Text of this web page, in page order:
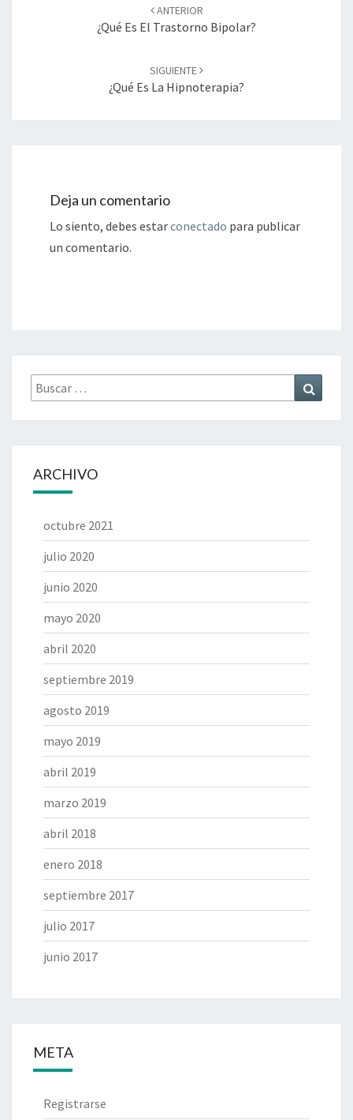
ANTERIOR
¿Qué Es El Trastorno Bipolar?
SIGUIENTE
¿Qué Es La Hipnoterapia?
Deja un comentario
Lo siento, debes estarconectado para publicar
un comentario.
Buscar
por:
ARCHIVO
octubre 2021
julio 2020
junio 2020
mayo 2020
abril 2020
septiembre 2019
agosto 2019
mayo 2019
abril 2019
marzo 2019
abril 2018
enero 2018
septiembre 2017
julio 2017
junio 2017
META
Registrarse